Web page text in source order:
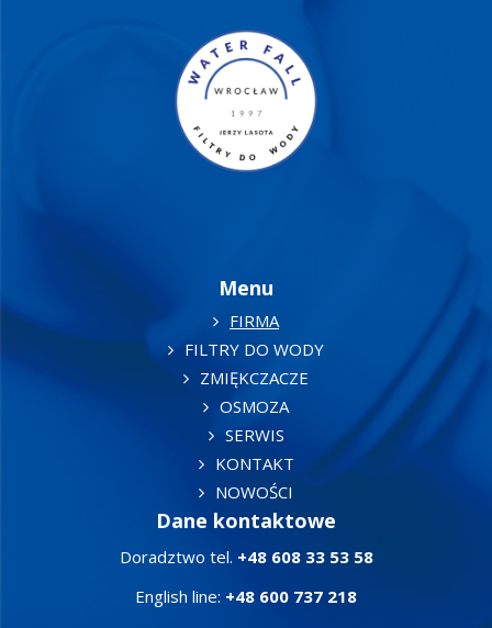
Menu
FIRMA
FILTRY DO WODY
ZMIĘKCZACZE
OSMOZA
SERWIS
KONTAKT
NOWOŚCI
Dane kontaktowe
Doradztwo tel. +48 608 33 53 58
English line: +48 600 737 218